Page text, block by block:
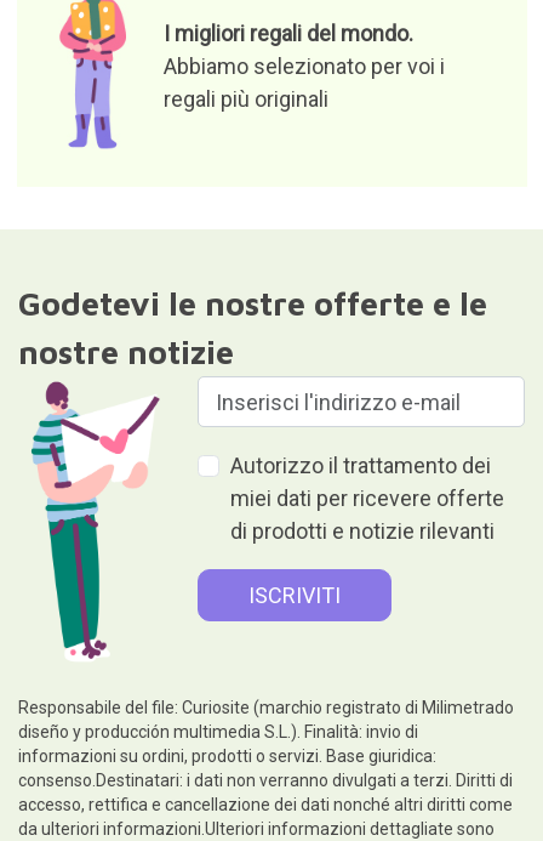
I migliori regali del mondo.
Abbiamo selezionato per voi i
regali più originali
Godetevi le nostre offerte e le
nostre notizie
Autorizzo il trattamento dei
miei dati per ricevere offerte
di prodotti e notizie rilevanti
Responsabile del file: Curiosite (marchio registrato di Milimetrado
diseño y producción multimedia S.L.). Finalità: invio di
informazioni su ordini, prodotti o servizi. Base giuridica:
consenso.Destinatari: i dati non verranno divulgati a terzi. Diritti di
accesso, rettifica e cancellazione dei dati nonché altri diritti come
da ulteriori informazioni.Ulteriori informazioni dettagliate sono